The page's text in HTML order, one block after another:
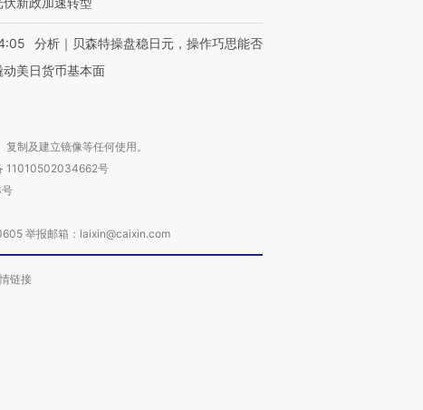
分析｜贝森特操盘稳日元，操作巧思能否
动美日货币基本面
制及建立镜像等任何使用。
11010502034662号
举报邮箱：laixin@caixin.com
链接